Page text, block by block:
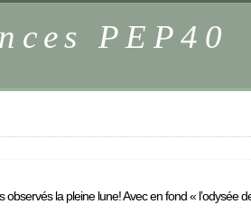
PEP40
la pleine lune! Avec en fond «